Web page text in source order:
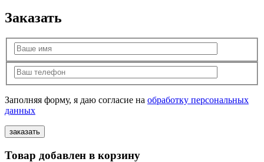
Заказать
Заполняя форму, я даю согласие на обработку персональных
данных
Товар добавлен в корзину